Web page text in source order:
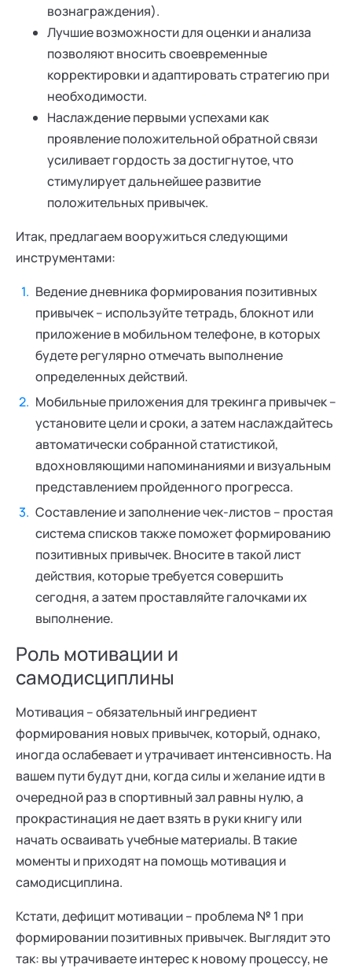
вознаграждения).
Лучшие возможности для оценки и анализа
позволяют вносить своевременные
корректировки и адаптировать стратегию при
необходимости.
Наслаждение первыми успехами как
проявление положительной обратной связи
усиливает гордость за достигнутое, что
стимулирует дальнейшее развитие
положительных привычек.
Итак, предлагаем вооружиться следующими
инструментами:
Ведение дневника формирования позитивных
привычек – используйте тетрадь, блокнот или
приложение в мобильном телефоне, в которых
будете регулярно отмечать выполнение
определенных действий.
Мобильные приложения для трекинга привычек –
установите цели и сроки, а затем наслаждайтесь
автоматически собранной статистикой,
вдохновляющими напоминаниями и визуальным
представлением пройденного прогресса.
Составление и заполнение чек-листов – простая
система списков также поможет формированию
позитивных привычек. Вносите в такой лист
действия, которые требуется совершить
сегодня, а затем проставляйте галочками их
выполнение.
Роль мотивации и
самодисциплины
Мотивация – обязательный ингредиент
формирования новых привычек, который, однако,
иногда ослабевает и утрачивает интенсивность. На
вашем пути будут дни, когда силы и желание идти в
очередной раз в спортивный зал равны нулю, а
прокрастинация не дает взять в руки книгу или
начать осваивать учебные материалы. В такие
моменты и приходят на помощь мотивация и
самодисциплина.
Кстати, дефицит мотивации – проблема № 1 при
формировании позитивных привычек. Выглядит это
так: вы утрачиваете интерес к новому процессу, не